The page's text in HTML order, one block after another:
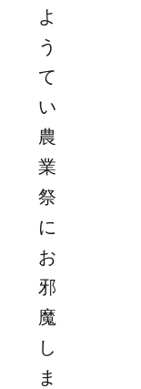
よ
う
て
い
農
業
祭
に
お
邪
魔
し
ま